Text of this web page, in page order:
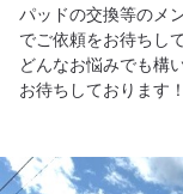
パッドの交換等のメ
でご依頼をお待ちし
どんなお悩みでも構
お待ちしております！